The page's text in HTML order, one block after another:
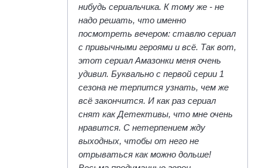
нибудь сериальчика. К тому же - не
надо решать, что именно
посмотреть вечером: ставлю сериал
с привычными героями и всё. Так вот,
этот сериал Амазонки меня очень
удивил. Буквально с первой серии 1
сезона не терпится узнать, чем же
всё закончится. И как раз сериал
снят как Детективы, что мне очень
нравится. С нетерпением жду
выходных, чтобы от него не
отрываться как можно дольше!